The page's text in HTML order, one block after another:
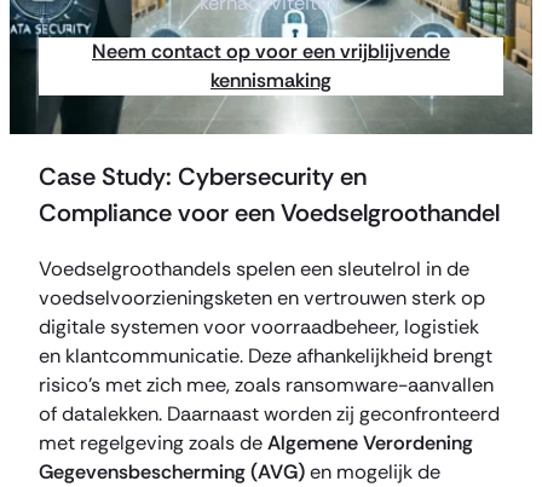
Neem contact op voor een vrijblijvende
kennismaking
Case Study: Cybersecurity en
Compliance voor een Voedselgroothandel
Voedselgroothandels spelen een sleutelrol in de
voedselvoorzieningsketen en vertrouwen sterk op
digitale systemen voor voorraadbeheer, logistiek
en klantcommunicatie. Deze afhankelijkheid brengt
risico’s met zich mee, zoals ransomware-aanvallen
of datalekken. Daarnaast worden zij geconfronteerd
met regelgeving zoals deAlgemene Verordening
Gegevensbescherming (AVG)en mogelijk de